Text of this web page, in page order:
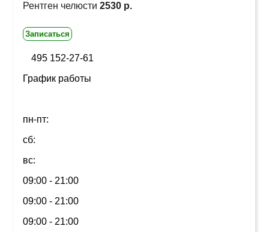
Рентген челюсти 2530 р.
Записаться
495 152-27-61
График работы
пн-пт:
сб:
вс:
09:00 - 21:00
09:00 - 21:00
09:00 - 21:00